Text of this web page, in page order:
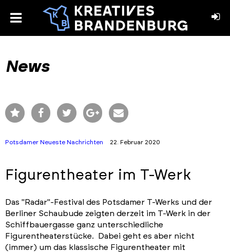
toggle
News
Potsdamer Neueste Nachrichten 22. Februar 2020
Figurentheater im T-Werk
Das "Radar"-Festival des Potsdamer T-Werks und der
Berliner Schaubude zeigten derzeit im T-Werk in der
Schiffbauergasse ganz unterschiedliche
Figurentheaterstücke. Dabei geht es aber nicht
(immer) um das klassische Figurentheater mit